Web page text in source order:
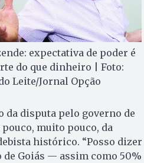
expectativa de poder é
do que dinheiro | Foto:
Leite/Jornal Opção
da disputa pelo governo de
muito pouco, da
histórico. “Posso dizer
de Goiás — assim como 50%